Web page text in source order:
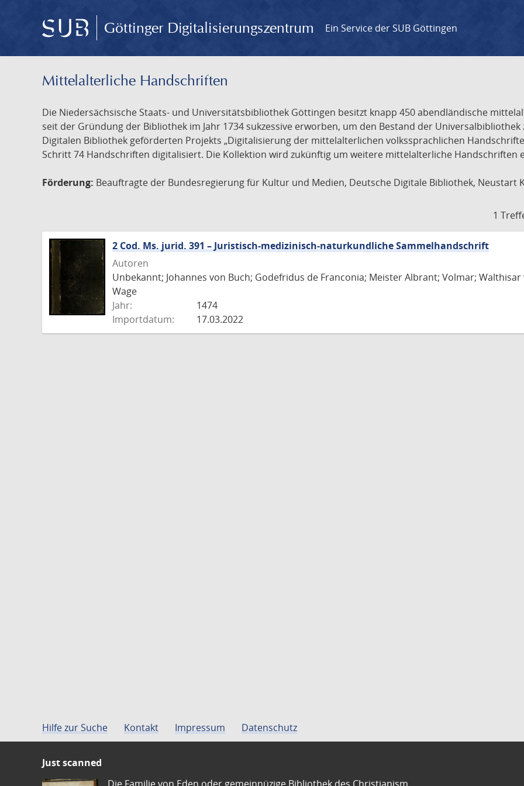
Göttinger Digitalisierungszentrum Ein Service der SUB Göttingen
Mittelalterliche Handschriften
Die Niedersächsische Staats- und Universitätsbibliothek Göttingen besitzt knapp 450 abendländische
seit der Gründung der Bibliothek im Jahr 1734 sukzessive erworben, um den Bestand der
Digitalen Bibliothek geförderten Projekts „Digitalisierung der mittelalterlichen volkssprachlichen
Schritt 74 Handschriften digitalisiert. Die Kollektion wird zukünftig um weitere mittelalterliche Handschriften
Förderung: Beauftragte der Bundesregierung für Kultur und Medien, Deutsche Digitale Bibliothek, Neustart
1
2 Cod. Ms. jurid. 391 – Juristisch-medizinisch-naturkundliche Sammelhandschrift
Autoren
Unbekannt; Johannes von Buch; Godefridus de Franconia; Meister Albrant; Volmar;
Wage
Jahr:
1474
Importdatum:
17.03.2022
Hilfe zur Suche Kontakt Impressum Datenschutz
Just scanned